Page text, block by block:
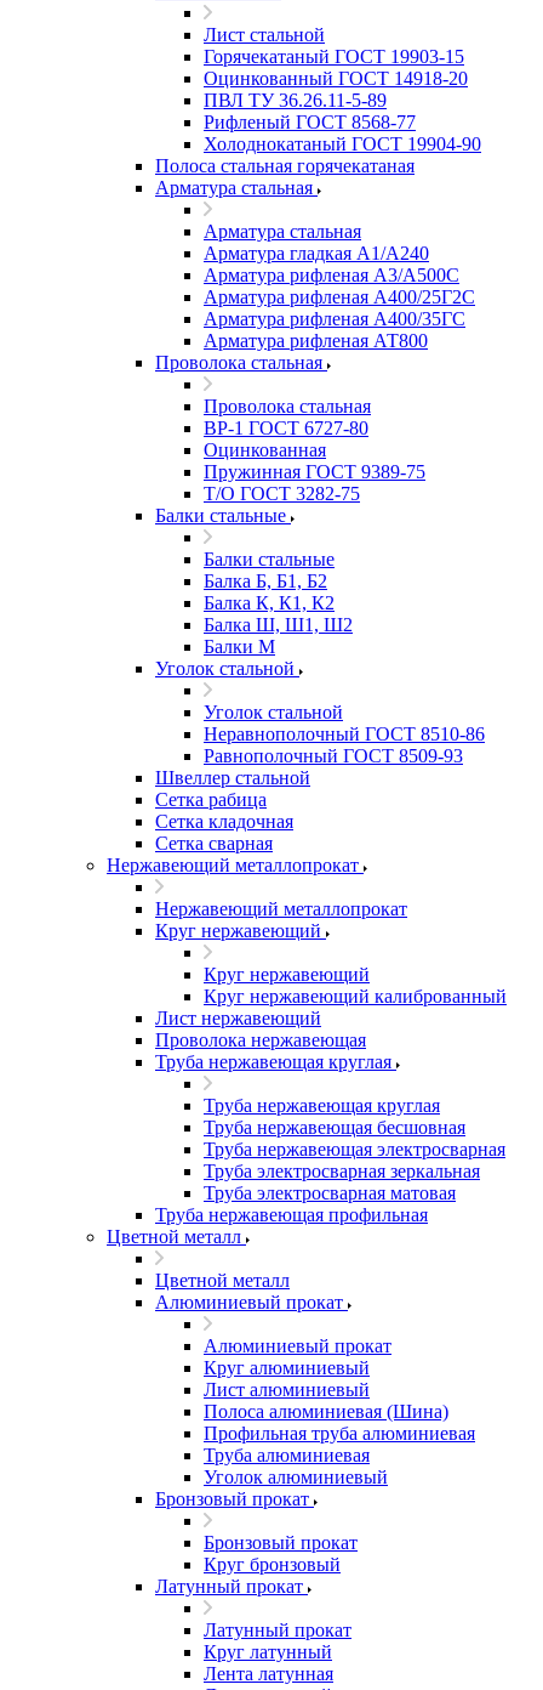
Лист стальной
Горячекатаный ГОСТ 19903-15
Оцинкованный ГОСТ 14918-20
ПВЛ ТУ 36.26.11-5-89
Рифленый ГОСТ 8568-77
Холоднокатаный ГОСТ 19904-90
Полоса стальная горячекатаная
Арматура стальная
Арматура стальная
Арматура гладкая А1/А240
Арматура рифленая А3/А500С
Арматура рифленая А400/25Г2С
Арматура рифленая А400/35ГС
Арматура рифленая АТ800
Проволока стальная
Проволока стальная
ВР-1 ГОСТ 6727-80
Оцинкованная
Пружинная ГОСТ 9389-75
Т/О ГОСТ 3282-75
Балки стальные
Балки стальные
Балка Б, Б1, Б2
Балка К, К1, К2
Балка Ш, Ш1, Ш2
Балки М
Уголок стальной
Уголок стальной
Неравнополочный ГОСТ 8510-86
Равнополочный ГОСТ 8509-93
Швеллер стальной
Сетка рабица
Сетка кладочная
Сетка сварная
Нержавеющий металлопрокат
Нержавеющий металлопрокат
Круг нержавеющий
Круг нержавеющий
Круг нержавеющий калиброванный
Лист нержавеющий
Проволока нержавеющая
Труба нержавеющая круглая
Труба нержавеющая круглая
Труба нержавеющая бесшовная
Труба нержавеющая электросварная
Труба электросварная зеркальная
Труба электросварная матовая
Труба нержавеющая профильная
Цветной металл
Цветной металл
Алюминиевый прокат
Алюминиевый прокат
Круг алюминиевый
Лист алюминиевый
Полоса алюминиевая (Шина)
Профильная труба алюминиевая
Труба алюминиевая
Уголок алюминиевый
Бронзовый прокат
Бронзовый прокат
Круг бронзовый
Латунный прокат
Латунный прокат
Круг латунный
Лента латунная